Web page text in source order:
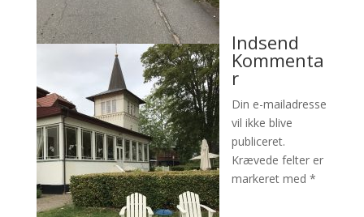
Indsend
Kommenta
r
Din e-mailadresse
vil ikke blive
publiceret.
Krævede felter er
markeret med *